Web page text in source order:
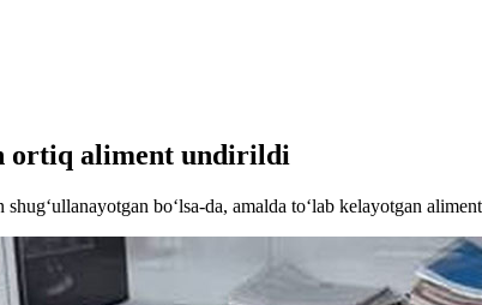
ortiq aliment undirildi
bo‘lsa-da, amalda to‘lab kelayotgan